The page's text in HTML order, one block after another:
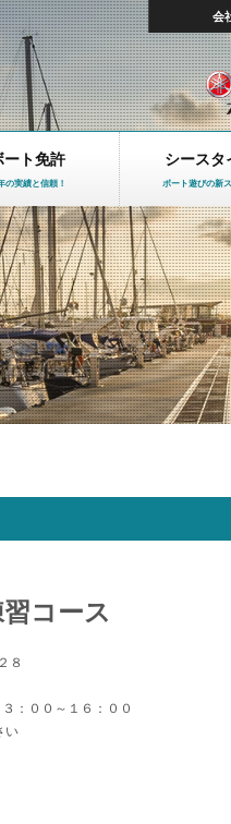
会
ート免許
の実績と信頼！
シースタ
ボート遊びの新
コース
８
００～１６：００
い